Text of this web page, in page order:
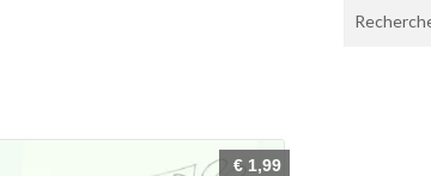
€ 1,99